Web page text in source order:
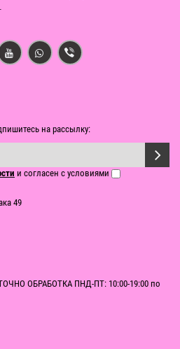
на рассылку:
и согласен с условиями
49
ОБРАБОТКА ПНД-ПТ: 10:00-19:00 по